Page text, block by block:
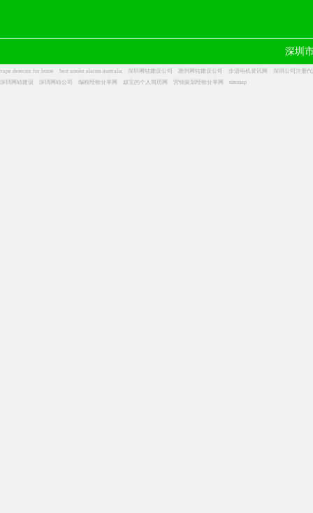
深圳
vape detector for home best smoke alarms australia 深圳网站建设公司 惠州网站建设公司 步进电机资讯网
深圳公司注册
深圳网站建设
深圳网站公司 编程经验分享网 赵宝的个人简历网 营销策划经验分享网 sitemap